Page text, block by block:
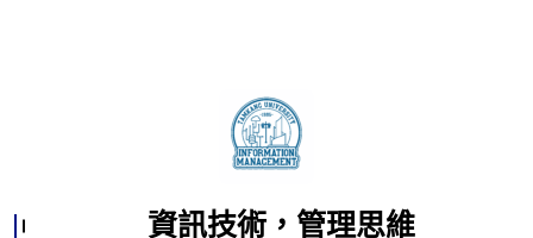
資訊技術，管理思維